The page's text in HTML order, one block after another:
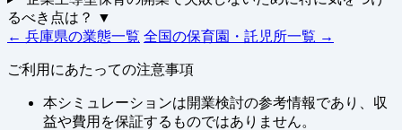
るべき点は？
▼
← 兵庫県の業態一覧 全国の保育園・託児所一覧 →
ご利用にあたっての注意事項
本シミュレーションは開業検討の参考情報であり、収
益や費用を保証するものではありません。